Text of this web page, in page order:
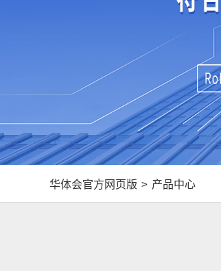
华体会官方网页版 > 产品中心